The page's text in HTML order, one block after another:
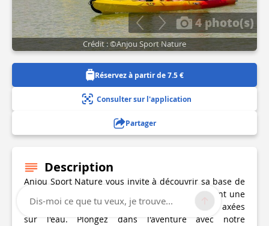
4 photo(s)
Crédit : ©Anjou Sport Nature
Réservez à partir de 7.5 €
Consulter sur l'application
Partager
Description
Anjou Sport Nature vous invite à découvrir sa base de
loisirs à Pouancé, sur l'axe Angers/Rennes, offrant une
multitude d'activités ludiques, principalement axées
sur l'eau. Plongez dans l'aventure avec notre
Dis-moi ce que tu veux, je trouve...